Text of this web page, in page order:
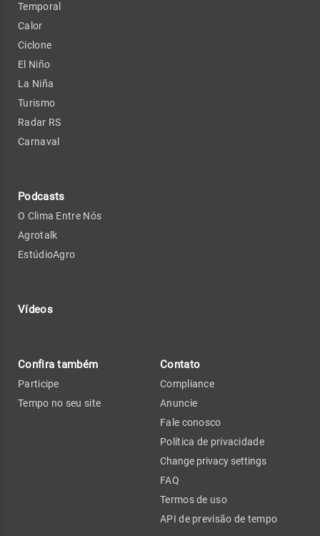
Temporal
Calor
Ciclone
El Niño
La Niña
Turismo
Radar RS
Carnaval
Podcasts
O Clima Entre Nós
Agrotalk
EstúdioAgro
Vídeos
Confira também
Participe
Tempo no seu site
Contato
Compliance
Anuncie
Fale conosco
Política de privacidade
Change privacy settings
FAQ
Termos de uso
API de previsão de tempo